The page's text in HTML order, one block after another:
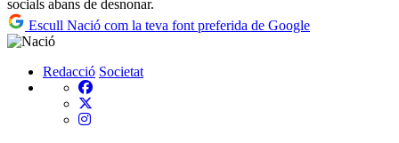
socials abans de desnonar.
Escull Nació com la teva font preferida de Google
Redacció Societat